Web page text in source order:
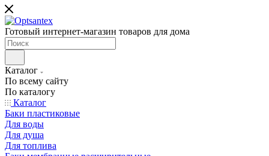
Готовый интернет-магазин товаров для дома
Каталог
По всему сайту
По каталогу
Каталог
Баки пластиковые
Для воды
Для душа
Для топлива